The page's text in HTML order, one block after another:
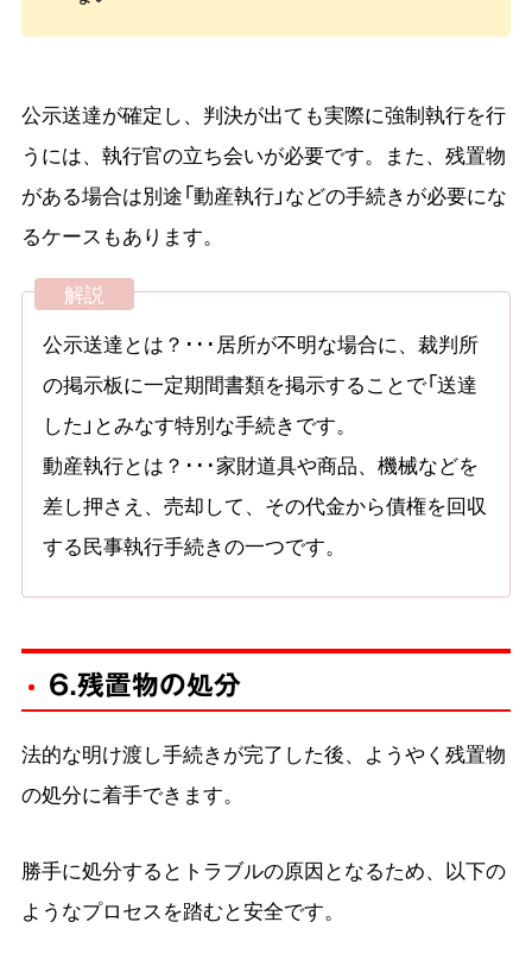
公示送達が確定し、判決が出ても実際に強制執行を行
うには、執行官の立ち会いが必要です。また、残置物
がある場合は別途「動産執行」などの手続きが必要にな
るケースもあります。
解説
公示送達とは？･･･居所が不明な場合に、裁判所
の掲示板に一定期間書類を掲示することで「送達
した」とみなす特別な手続きです。
動産執行とは？･･･家財道具や商品、機械などを
差し押さえ、売却して、その代金から債権を回収
する民事執行手続きの一つです。
6.残置物の処分
法的な明け渡し手続きが完了した後、ようやく残置物
の処分に着手できます。
勝手に処分するとトラブルの原因となるため、以下の
ようなプロセスを踏むと安全です。